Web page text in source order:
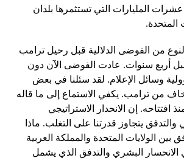
عشرات المليارات التي تستثمرها بلدان
المتحدة.
من الفوضى الدلالية قبل رحيل ترامب
أربع سنوات. عادت الفوضى الآن دون
وسائل الإعلام. لقد سئلنا في بعض
نخاف من ترامب. يكفي الاستماع إلى ما قاله
إن الانحدار الاستراتيجي
يتجاوز قدرتنا على التغلب. ماذا
بين الولايات المتحدة والمملكة العربية
الانحسار البشري والتدفق الذي يشمل